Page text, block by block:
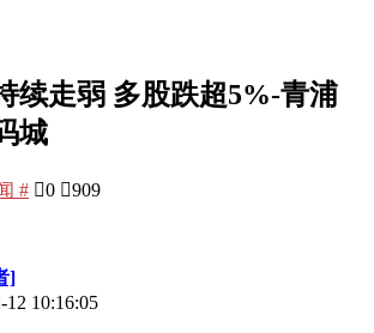
续走弱 多股跌超5%-青浦
城
# 0 909
]
10:16:05